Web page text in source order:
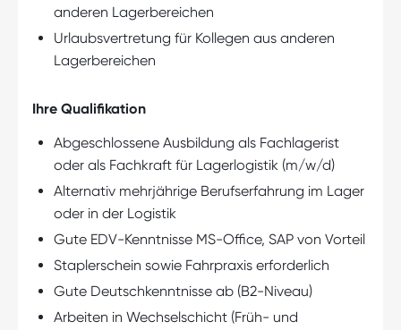
anderen Lagerbereichen
Urlaubsvertretung für Kollegen aus anderen
Lagerbereichen
Ihre Qualifikation
Abgeschlossene Ausbildung als Fachlagerist
oder als Fachkraft für Lagerlogistik (m/w/d)
Alternativ mehrjährige Berufserfahrung im Lager
oder in der Logistik
Gute EDV-Kenntnisse MS-Office, SAP von Vorteil
Staplerschein sowie Fahrpraxis erforderlich
Gute Deutschkenntnisse ab (B2-Niveau)
Arbeiten in Wechselschicht (Früh- und